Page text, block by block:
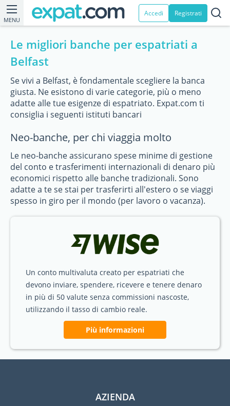
MENU
Accedi Registrati
Le migliori banche per espatriati a
Belfast
Se vivi a Belfast, è fondamentale scegliere la banca
giusta. Ne esistono di varie categorie, più o meno
adatte alle tue esigenze di espatriato. Expat.com ti
consiglia i seguenti istituti bancari
Neo-banche, per chi viaggia molto
Le neo-banche assicurano spese minime di gestione
del conto e trasferimenti internazionali di denaro più
economici rispetto alle banche tradizionali. Sono
adatte a te se stai per trasferirti all'estero o se viaggi
spesso in giro per il mondo (per lavoro o vacanza).
Un conto multivaluta creato per espatriati che
devono inviare, spendere, ricevere e tenere denaro
in più di 50 valute senza commissioni nascoste,
utilizzando il tasso di cambio reale.
Più informazioni
AZIENDA